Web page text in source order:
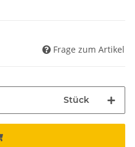
Frage zum Artikel
Stück